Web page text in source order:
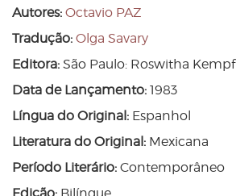
Autores: Octavio PAZ
Tradução: Olga Savary
Editora: São Paulo: Roswitha Kempf
Data de Lançamento: 1983
Língua do Original: Espanhol
Literatura do Original: Mexicana
Período Literário: Contemporâneo